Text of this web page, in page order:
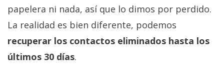
+
temas
papelera ni nada, así que lo dimos por perdido.
La realidad es bien diferente, podemos
recuperar los contactos eliminados hasta los
últimos 30 días.